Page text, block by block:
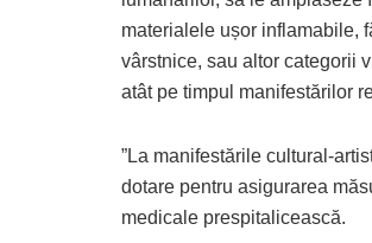
materialele ușor inflamabile,
vârstnice, sau altor categorii
atât pe timpul manifestărilor
”La manifestările cultural-
dotare pentru asigurarea
medicale prespitalicească.